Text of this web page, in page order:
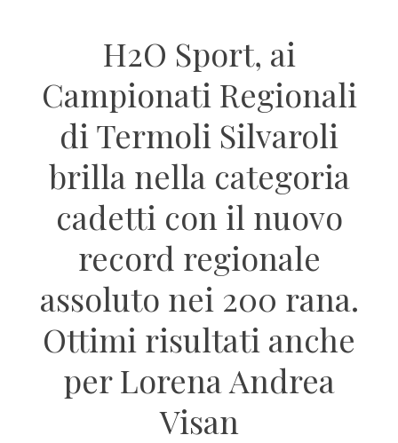
H2O Sport, ai
Campionati Regionali
di Termoli Silvaroli
brilla nella categoria
cadetti con il nuovo
record regionale
assoluto nei 200 rana.
Ottimi risultati anche
per Lorena Andrea
Visan